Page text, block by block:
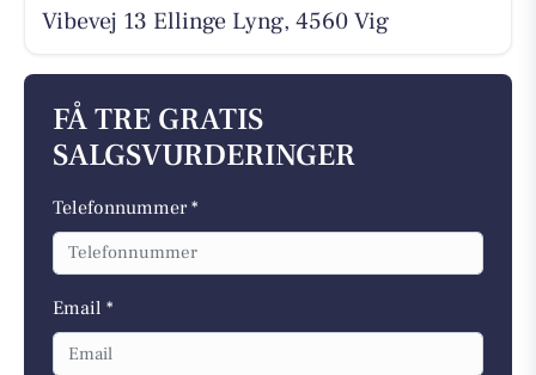
Vibevej 13 Ellinge Lyng, 4560 Vig
FÅ TRE GRATIS
SALGSVURDERINGER
Telefonnummer *
Email *